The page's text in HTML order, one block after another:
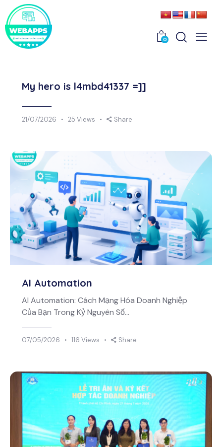
0
My hero is l4mbd41337 =]]
21/07/2026 25 Views Share
AI Automation
AI Automation: Cách Mạng Hóa Doanh Nghiệp
Của Bạn Trong Kỷ Nguyên Số…
07/05/2026 116 Views Share